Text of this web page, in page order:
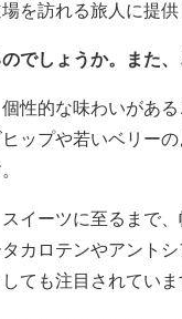
を訪れる旅人に提
でしょうか。また
性的な味わいがあ
ップや若いベリー
イーツに至るまで
カロテンやアント
ても注目されていま